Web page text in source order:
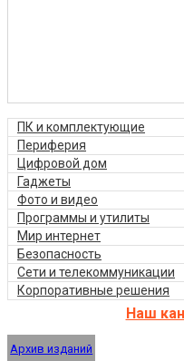
ПК и комплектующие
Периферия
Цифровой дом
Гаджеты
Фото и видео
Программы и утилиты
Мир интернет
Безопасность
Сети и телекоммуникации
Корпоративные решения
Наш
Архив изданий